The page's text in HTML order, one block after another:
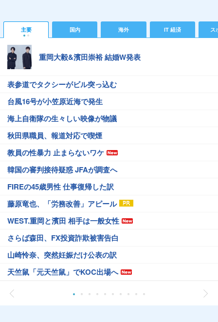
主要 国内 海外 IT 経済 ス
重岡大毅&濱田崇裕 結婚W発表
表参道でタクシーがビル突っ込む
台風16号が小笠原近海で発生
海上自衛隊の生々しい映像が物議
秋田県職員、報道対応で喫煙
教員の性暴力 止まらないワケ
韓国の審判接待疑惑 JFAが調査へ
FIREの45歳男性 仕事復帰した訳
藤原竜也、「労務改善」アピール
WEST.重岡と濱田 相手は一般女性
さらば森田、FX投資詐欺被害告白
山崎怜奈、突然妊娠だけ公表の訳
天竺鼠「元天竺鼠」でKOC出場へ